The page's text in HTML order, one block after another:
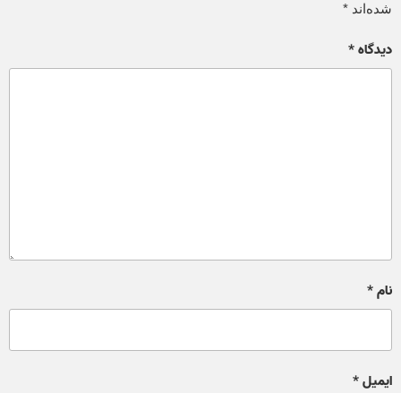
شده‌اند*
دیدگاه*
نام*
ایمیل*